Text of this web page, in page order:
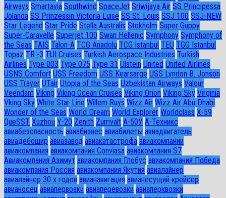
Airways Smartavia Southwind SpaceJet Sriwijaya Air SS Principessa
Jolanda SS Prinzessin Victoria Luise SS St. Louis SSJ 100 SSJ-NEW
Star Legend Star Pride Stella Australis Stokholm Super Guppy
Super-Caravelle Superjet 100 Swan Hellenic Symphony Symphony of
the Seas TAIS Talon-A TCG Anadolu TCG Istanbul TEU TGG Istanbul
Topaz TR -3 TUI Cruises Turkish Aerospace Industries Turkish
Airlines Type 003 Type 075 Type 31 Ulstein United United Airlines
USNS Comfort USS Freedom USS Kearsarge USS Lyndon B. Jonson
USS Trayer UTair Utopia of the Seas Uzbekistan Airways Valour
Veendam Viking Viking Ocean Cruises Viking Orion Viking Sky Virginia
Vking Sky White Star Line Willem Ruys Wizz Air Wizz Air Abu Dhabi
Wonder of the Seas World Dream World Explorer Worldclass X-59
QueSST Xuzhou Y-20 Zenith Zumvalt А-50У А-Техникс
авиабезопасность авиабизнес авиабилеты авиадвигатель
авиадебошир авиазавод авиакатастрофа авиакомпании
авиакомпания авиакомпания Conviasa авиакомпания S7
Авиакомпания Азимут авиакомпания Глобус авиакомпания Победа
авиакомпания Россия авиакомпания Якутия авиалайнер
авиалайнер 30 х годов авианавигация авианесущий крейсер
авианосец авиапервозки авиаперевозки авиаперквозки